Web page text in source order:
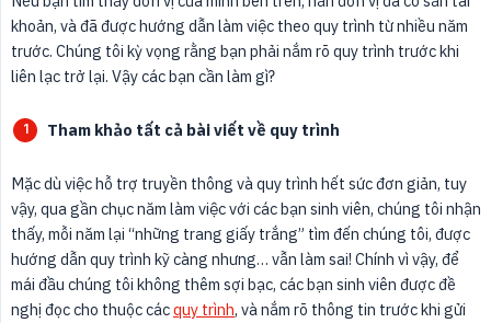
khoản, và đã được hướng dẫn làm việc theo quy trình từ nhiều năm
trước. Chúng tôi kỳ vọng rằng bạn phải nắm rõ quy trình trước khi
liên lạc trở lại. Vậy các bạn cần làm gì?
Tham khảo tất cả bài viết về quy trình
Mặc dù việc hỗ trợ truyền thông và quy trình hết sức đơn giản, tuy
vậy, qua gần chục năm làm việc với các bạn sinh viên, chúng tôi nhận
thấy, mỗi năm lại “những trang giấy trắng” tìm đến chúng tôi, được
hướng dẫn quy trình kỹ càng nhưng… vẫn làm sai! Chính vì vậy, để
mái đầu chúng tôi không thêm sợi bạc, các bạn sinh viên được đề
nghị đọc cho thuộc cácquy trình, và nắm rõ thông tin trước khi gửi